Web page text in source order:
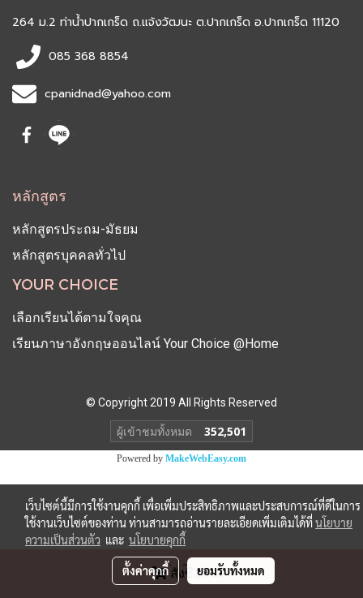
สั่งซื้อสินค้า
264 ม.2 ท่าน้ำปากเกร็ด ถ.แจ้งวัฒนะ ต.ปากเกร็ด อ.ปากเกร็ด 11120
085 368 8854
cpanidnad@yahoo.com
หลักสูตร
หลักสูตรประถม-มัธยม
หลักสูตรบุคคลทั่วไป
YOUR CHOICE
เลือกเรียนได้ตามใจคุณ
เรียนภาษาอังกฤษออนไลน์ Your Choice @Home
© Copyright 2019 All Rights Reserved
ผู้เข้าชมวันนี้ 1
Powered by MakeWebEasy.com
เว็บไซต์นี้มีการใช้งานคุกกี้ เพื่อเพิ่มประสิทธิภาพและประสบการณ์ที่ดีในการ
ใช้งานเว็บไซต์ของท่าน ท่านสามารถอ่านรายละเอียดเพิ่มเติมได้ที่นโยบาย
ความเป็นส่วนตัว และ นโยบายคุกกี้
ตั้งค่าคุกกี้ ยอมรับทั้งหมด